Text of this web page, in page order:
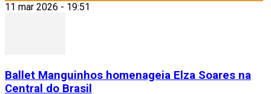
11 mar 2026 - 19:51
Ballet Manguinhos homenageia Elza Soares na
Central do Brasil